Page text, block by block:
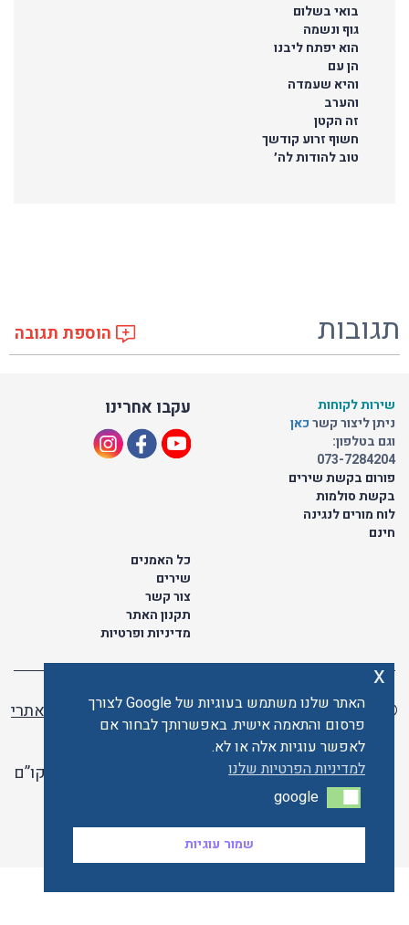
בואי בשלום
גוף ונשמה
הוא יפתח ליבנו
הן עם
והיא שעמדה
והערב
זה הקטן
חשוף זרוע קודשך
טוב להודות לה׳
תגובות הוספת תגובה
עקבו אחרינו
שירות לקוחות
ניתן ליצור קשרכאן
וגם בטלפון:
073-7284204
פורום בקשת שירים
בקשת סולמות
לוח מורים לנגינה
חינם
כל האמנים
שירים
צור קשר
תקנון האתר
מדיניות ופרטיות
© כל הזכויות שמורות לתו ישראלי | ליאור מזור -
בניית אתרי
וורדפרס
האתר פועל ברשיון אקו”ם
האתר שלנו משתמש בעוגיות של Google לצורך
פרסום והתאמה אישית. באפשרותך לבחור אם
לאפשר עוגיות אלה או לא.
למדיניות הפרטיות שלנו
google
google
שמור עוגיות
x